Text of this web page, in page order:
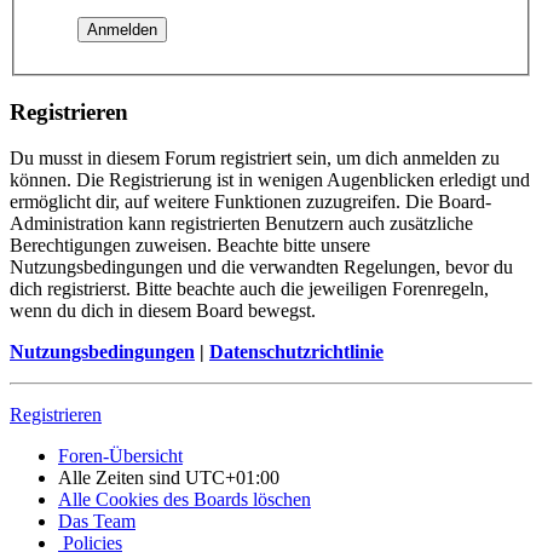
Registrieren
Du musst in diesem Forum registriert sein, um dich anmelden zu
können. Die Registrierung ist in wenigen Augenblicken erledigt und
ermöglicht dir, auf weitere Funktionen zuzugreifen. Die Board-
Administration kann registrierten Benutzern auch zusätzliche
Berechtigungen zuweisen. Beachte bitte unsere
Nutzungsbedingungen und die verwandten Regelungen, bevor du
dich registrierst. Bitte beachte auch die jeweiligen Forenregeln,
wenn du dich in diesem Board bewegst.
Nutzungsbedingungen | Datenschutzrichtlinie
Registrieren
Foren-Übersicht
Alle Zeiten sind UTC+01:00
Alle Cookies des Boards löschen
Das Team
Policies